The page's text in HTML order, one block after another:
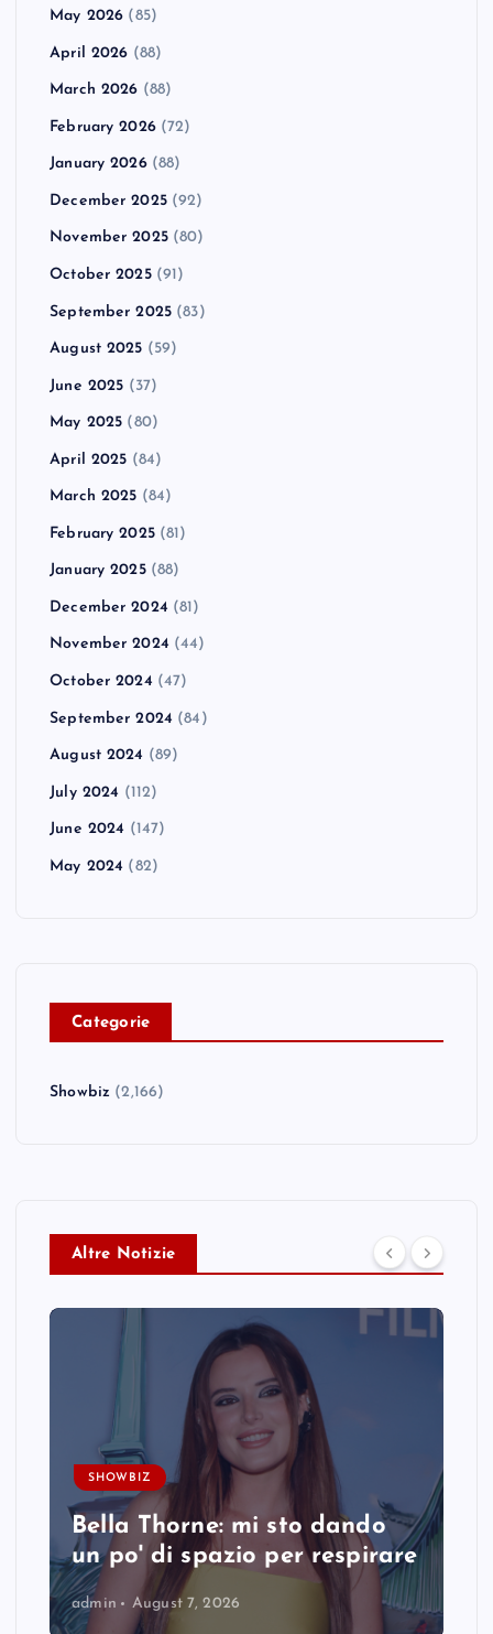
May 2026 (85)
April 2026 (88)
March 2026 (88)
February 2026(72)
January 2026(88)
December 2025(92)
November 2025(80)
October 2025(91)
September 2025 (83)
August 2025 (59)
June 2025 (37)
May 2025 (80)
April 2025 (84)
March 2025 (84)
February 2025(81)
January 2025(88)
December 2024 (81)
November 2024 (44)
October 2024 (47)
September 2024 (84)
August 2024 (89)
July 2024 (112)
June 2024 (147)
May 2024 (82)
Categorie
Showbiz (2,166)
Altre Notizie
SHOWBIZ
Bella Thorne: mi sto dando
un po' di spazio per respirare
admin August 7, 2026